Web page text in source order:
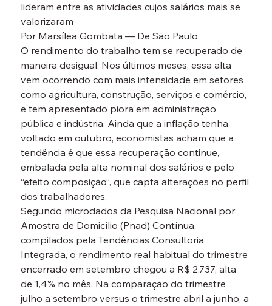
lideram entre as atividades cujos salários mais se
valorizaram
Por Marsílea Gombata — De São Paulo
O rendimento do trabalho tem se recuperado de
maneira desigual. Nos últimos meses, essa alta
vem ocorrendo com mais intensidade em setores
como agricultura, construção, serviços e comércio,
e tem apresentado piora em administração
pública e indústria. Ainda que a inflação tenha
voltado em outubro, economistas acham que a
tendência é que essa recuperação continue,
embalada pela alta nominal dos salários e pelo
“efeito composição”, que capta alterações no perfil
dos trabalhadores.
Segundo microdados da Pesquisa Nacional por
Amostra de Domicílio (Pnad) Contínua,
compilados pela Tendências Consultoria
Integrada, o rendimento real habitual do trimestre
encerrado em setembro chegou a R$ 2.737, alta
de 1,4% no mês. Na comparação do trimestre
julho a setembro versus o trimestre abril a junho, a